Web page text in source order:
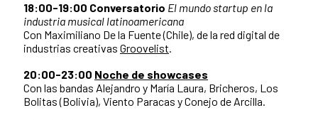
18:00-19:00 Conversatorio El mundo startup en la
industria musical latinoamericana
Con Maximiliano De la Fuente (Chile), de la red digital de
industrias creativas Groovelist.
20:00-23:00 Noche de showcases
Con las bandas Alejandro y María Laura, Bricheros, Los
Bolitas (Bolivia), Viento Paracas y Conejo de Arcilla.